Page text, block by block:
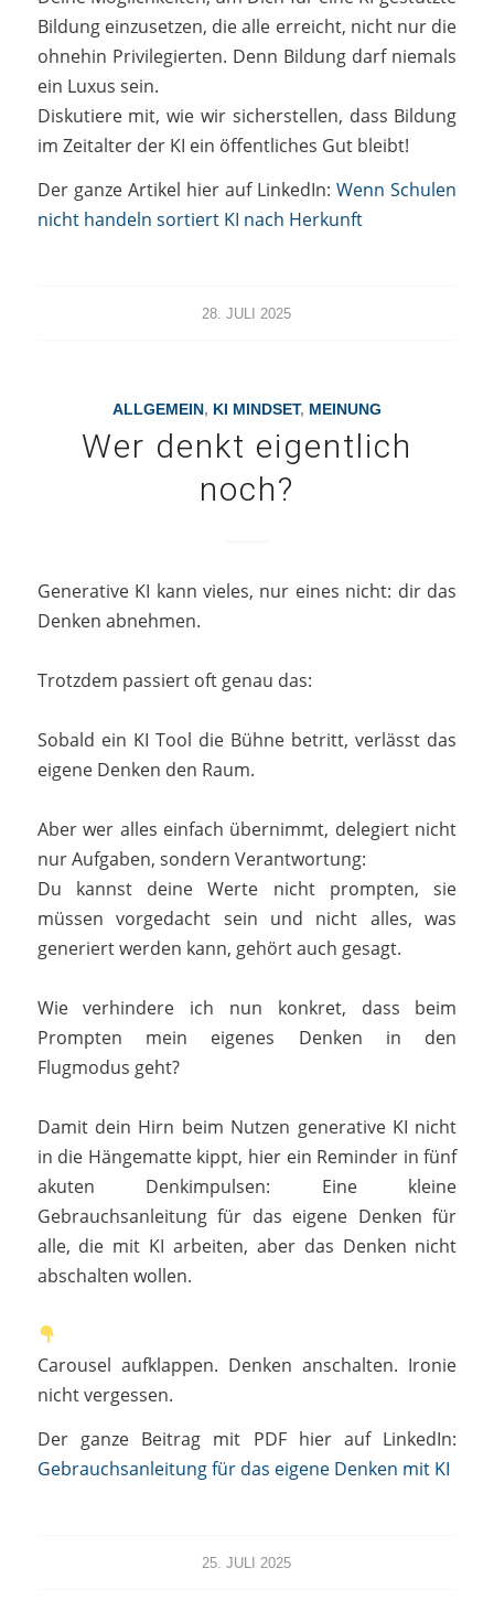
Bildung einzusetzen, die alle erreicht, nicht nur die
ohnehin Privilegierten. Denn Bildung darf niemals
ein Luxus sein.
Diskutiere mit, wie wir sicherstellen, dass Bildung
im Zeitalter der KI ein öffentliches Gut bleibt!
Der ganze Artikel hier auf LinkedIn:Wenn Schulen
nicht handeln sortiert KI nach Herkunft
28. JULI 2025
ALLGEMEIN, KI MINDSET, MEINUNG
Wer denkt eigentlich
noch?
Generative KI kann vieles, nur eines nicht: dir das
Denken abnehmen.
Trotzdem passiert oft genau das:
Sobald ein KI Tool die Bühne betritt, verlässt das
eigene Denken den Raum.
Aber wer alles einfach übernimmt, delegiert nicht
nur Aufgaben, sondern Verantwortung:
Du kannst deine Werte nicht prompten, sie
müssen vorgedacht sein und nicht alles, was
generiert werden kann, gehört auch gesagt.
Wie verhindere ich nun konkret, dass beim
Prompten mein eigenes Denken in den
Flugmodus geht?
Damit dein Hirn beim Nutzen generative KI nicht
in die Hängematte kippt, hier ein Reminder in fünf
akuten Denkimpulsen: Eine kleine
Gebrauchsanleitung für das eigene Denken für
alle, die mit KI arbeiten, aber das Denken nicht
abschalten wollen.
Carousel aufklappen. Denken anschalten. Ironie
nicht vergessen.
Der ganze Beitrag mit PDF hier auf LinkedIn:
Gebrauchsanleitung für das eigene Denken mit KI
25. JULI 2025